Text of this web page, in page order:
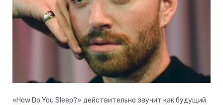
«How Do You Sleep?» действительно звучит как будущий